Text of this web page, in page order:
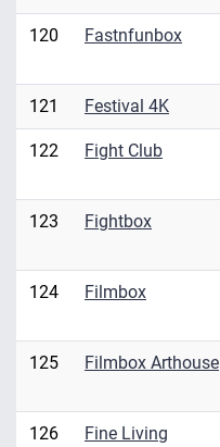
120 Fastnfunbox
121 Festival 4K
122 Fight Club
123 Fightbox
124 Filmbox
125 Filmbox Arthouse
126 Fine Living